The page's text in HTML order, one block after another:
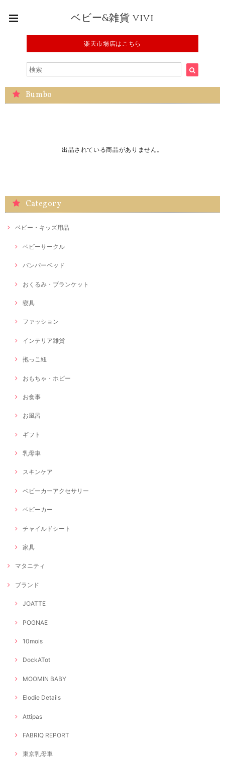
ベビー&雑貨 vivi
楽天市場店はこちら
Bumbo
出品されている商品がありません。
Category
ベビー・キッズ用品
ベビーサークル
バンパーベッド
おくるみ・ブランケット
寝具
ファッション
インテリア雑貨
抱っこ紐
おもちゃ・ホビー
お食事
お風呂
ギフト
乳母車
スキンケア
ベビーカーアクセサリー
ベビーカー
チャイルドシート
家具
マタニティ
ブランド
JOATTE
POGNAE
10mois
DockATot
MOOMIN BABY
Elodie Details
Attipas
FABRIQ REPORT
東京乳母車